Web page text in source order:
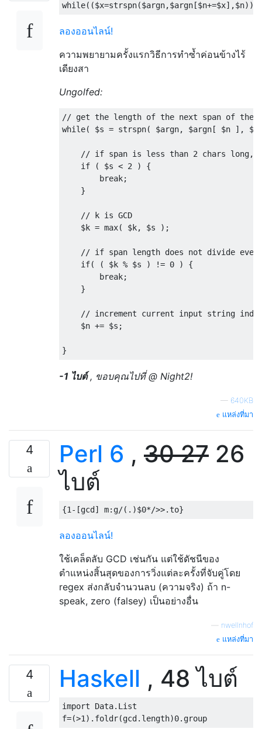
while(($x=strspn($argn,$argn [$n+=$x],$n))>
ลองออนไลน์!
ความพยายามครั้งแรกวิธีการทำซ้ำค่อนข้างไร้
เดียงสา
Ungolfed:
// get the length of the next span of the
while( $s = strspn( $argn, $argn [ $n ],
// if span is less than 2 chars long,
if
( $s < 2 )
{
break;
}
// k is GCD
    $k
= max( $k, $s );
// if span length does not divide
if( ( $k % $s ) != 0 )
{
break;
}
// increment current input string
    $n
+= $s ;
}
-1 ไบต์, ขอบคุณไปที่ @ Night2!
— 640KB
แหล่งที่มา
4 Perl 6 , 3027 26
ไบต์
{1 -[gcd ] m: g/(.)$0*/>>.to}
ลองออนไลน์!
ใช้เคล็ดลับ GCD เช่นกัน แต่ใช้ดัชนีของ
ตำแหน่งสิ้นสุดของการวิ่งแต่ละครั้งที่จับคู่โดย
regex ส่งกลับจำนวนลบ (ความจริง) ถ้า n-
speak, zero (falsey) เป็นอย่างอื่น
nwellnhof
แหล่งที่มา
4 Haskell , 48 ไบต์
import Data.List
f=(>1 ). foldr(gcd . length)0. group